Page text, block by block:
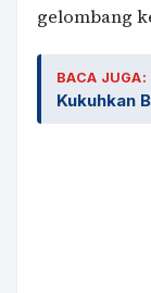
gelombang
BACA JUGA:
Kukuhkan